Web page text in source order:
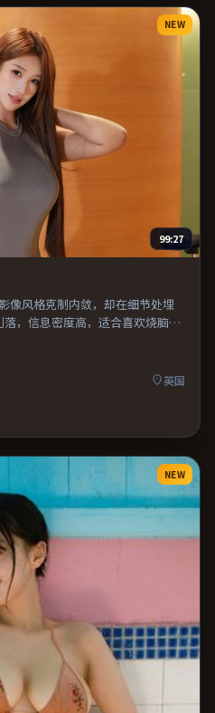
NEW
99:27
像风格克制内敛，却在细节处埋
，信息密度高，适合喜欢烧脑与
值得二刷细品台词与构图。
英国
NEW